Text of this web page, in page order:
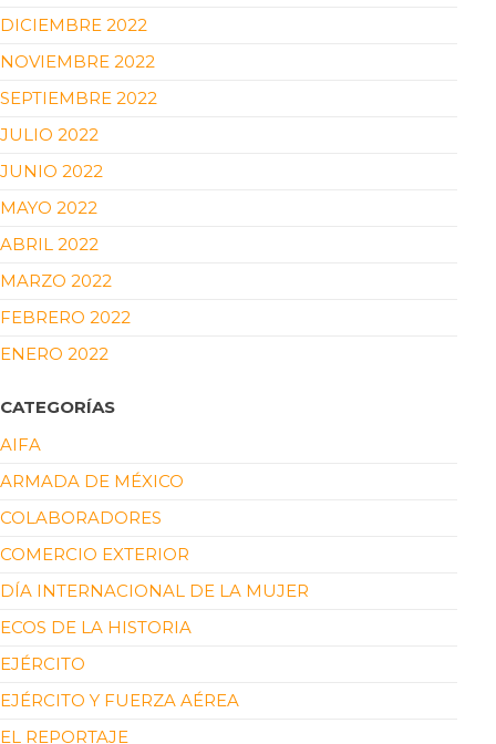
DICIEMBRE 2022
NOVIEMBRE 2022
SEPTIEMBRE 2022
JULIO 2022
JUNIO 2022
MAYO 2022
ABRIL 2022
MARZO 2022
FEBRERO 2022
ENERO 2022
CATEGORÍAS
AIFA
ARMADA DE MÉXICO
COLABORADORES
COMERCIO EXTERIOR
DÍA INTERNACIONAL DE LA MUJER
ECOS DE LA HISTORIA
EJÉRCITO
EJÉRCITO Y FUERZA AÉREA
EL REPORTAJE